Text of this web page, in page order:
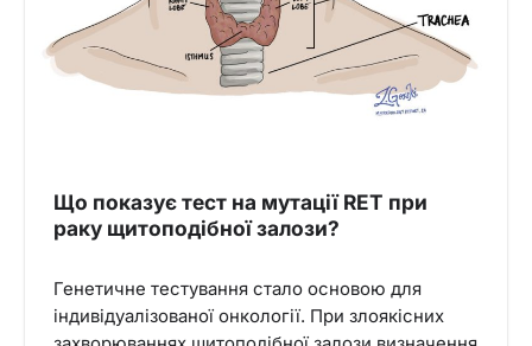
Що показує тест на мутації RET при
раку щитоподібної залози?
Генетичне тестування стало основою для
індивідуалізованої онкології. При злоякісних